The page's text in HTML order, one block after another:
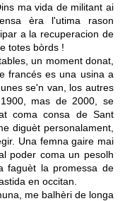
ma vida de militant ai
èra l'utima rason
a la recuperacion de
totes bòrds !
un moment donat,
francés es una usina a
se'n van, los autres
mas de 2000, se
coma consa de Sant
diguèt personalament,
Una femna gaire mai
poder coma un pesolh
faguèt la promessa de
en occitan.
me balhèri de longa